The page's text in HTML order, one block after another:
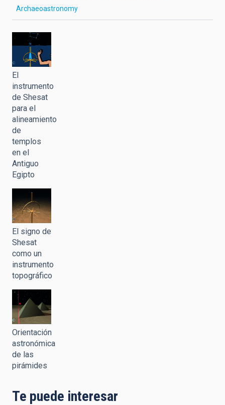
Archaeoastronomy
El
instrumento
de Shesat
para el
alineamiento
de
templos
en el
Antiguo
Egipto
El signo de
Shesat
como un
instrumento
topográfico
Orientación
astronómica
de las
pirámides
Te puede interesar